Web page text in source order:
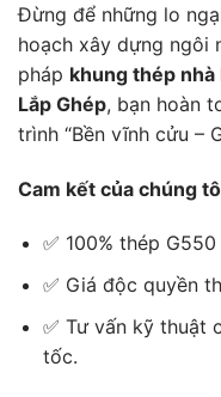
Đừng để những lo
hoạch xây dựng ngôi
pháp khung thép nhà
Lắp Ghép, bạn hoàn
trình “Bền vĩnh cửu –
Cam kết của chúng
✅ 100% thép
✅ Giá độc quyền
✅ Tư vấn kỹ thuật
tốc.